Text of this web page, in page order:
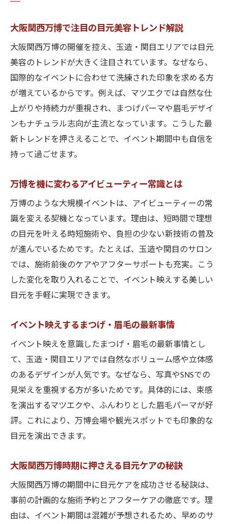
玉造や関目で叶える洗練まつげパーマ体験
大阪関西万博前に試したいまつげパーマ体
験
玉造・関目で話題の自然派まつげパーマ技
術
万博期間おすすめのまつげケアサロン選び
大阪関西万博を意識した華やか目元作り
忙しい日でも叶う時短まつげパーマ体験談
玉造・関目の人気まつげサロン利用ポイン
大阪関西万博で映える眉毛デザインのコツ
イベント映え確実な眉毛トレンドを解説
玉造・関目エリアの眉毛デザイン体験談
万博を楽しむための眉毛ケアポイント紹介
大阪関西万博期間に人気の眉毛スタイリン
グ
自然な仕上がりが魅力のマツエク最新事情
大阪関西万博向けマツエク自然派トレンド
玉造・関目で叶うナチュラルマツエク体験
万博期間に映える持続力重視のマツエク選
び
最新技術で自然美を引き出す秘訣を紹介
大阪関西万博で注目のマツエク体験談まと
まつげ本来の美しさを活かすマツエク術
大阪関西万博前に知りたい美容ケアのコツ
大阪関西万博前の目元美容準備ポイント
長時間でも美しさ続くアイケアテクニック
大阪関西万博で注目の目元美容トレンド解説
大阪関西万博の開催を控え、玉造・関目エリアでは目元
美容のトレンドが大きく注目されています。なぜなら、
国際的なイベントに合わせて洗練された印象を求める方
が増えているからです。例えば、マツエクでは自然な仕
上がりや持続力が重視され、まつげパーマや眉毛デザイ
ンもナチュラル志向が主流となっています。こうした最
新トレンドを押さえることで、イベント期間中も自信を
持って過ごせます。
万博を機に変わるアイビューティー常識とは
万博のような大規模イベントは、アイビューティーの常
識を変える契機となっています。理由は、短時間で理想
の目元を叶える時短施術や、負担の少ない新技術の普及
が進んでいるためです。たとえば、玉造や関目のサロン
では、施術前後のケアやアフターサポートも充実。こう
した変化を取り入れることで、イベント映えする美しい
目元を手軽に実現できます。
イベント映えするまつげ・眉毛の最新事情
イベント映えを意識したまつげ・眉毛の最新事情とし
て、玉造・関目エリアでは自然なボリューム感や立体感
のあるデザインが人気です。なぜなら、写真やSNSでの
見栄えを重視する方が多いためです。具体的には、束感
を演出するマツエクや、ふんわりとした眉毛パーマが好
評。これにより、万博会場や観光スポットでも印象的な
目元を演出できます。
大阪関西万博時期に押さえる目元ケアの秘訣
大阪関西万博の期間中に目元ケアを成功させる秘訣は、
事前の計画的な施術予約とアフターケアの徹底です。理
由は、イベント期間は混雑が予想されるため、早めのサ